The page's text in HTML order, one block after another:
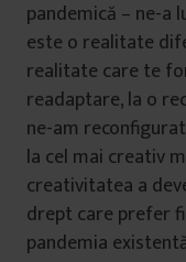
pandemică – ne-a
este o realitate
realitate care te
readaptare, la o
ne-am
la cel mai creativ
creativitatea a
drept care prefer
pandemia